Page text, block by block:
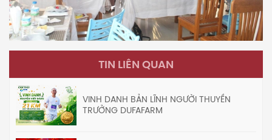
TIN LIÊN QUAN
VINH DANH BẢN LĨNH NGƯỜI THUYỀN
TRƯỞNG DUFAFARM